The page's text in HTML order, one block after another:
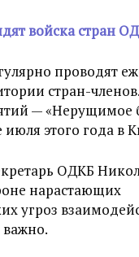
войска стран
проводят
стран-
— «Нерущимое
этого года в
ОДКБ
нарастающих
угроз